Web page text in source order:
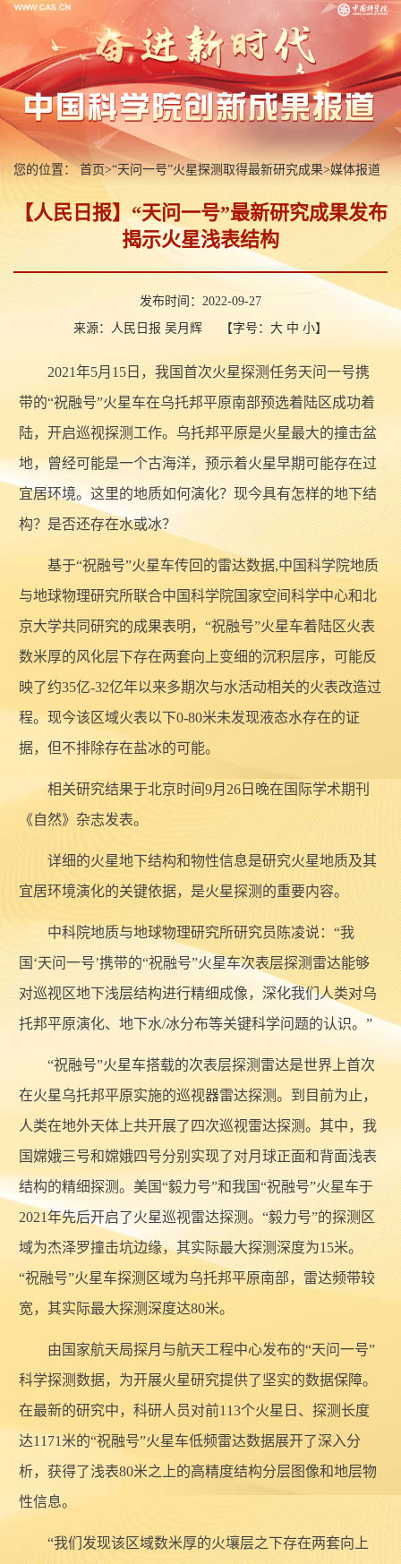
您的位置：首页>“天问一号”火星探测取得最新研究成果>媒体报道
【人民日报】“天问一号”最新研究成果发布
揭示火星浅表结构
发布时间：2022-09-27
来源：人民日报 吴月辉
【字号： 大 中 小】
2021年5月15日，我国首次火星探测任务天问一号携
带的“祝融号”火星车在乌托邦平原南部预选着陆区成功着
陆，开启巡视探测工作。乌托邦平原是火星最大的撞击盆
地，曾经可能是一个古海洋，预示着火星早期可能存在过
宜居环境。这里的地质如何演化？现今具有怎样的地下结
构？是否还存在水或冰？
基于“祝融号”火星车传回的雷达数据,中国科学院地质
与地球物理研究所联合中国科学院国家空间科学中心和北
京大学共同研究的成果表明，“祝融号”火星车着陆区火表
数米厚的风化层下存在两套向上变细的沉积层序，可能反
映了约35亿-32亿年以来多期次与水活动相关的火表改造过
程。现今该区域火表以下0-80米未发现液态水存在的证
据，但不排除存在盐冰的可能。
相关研究结果于北京时间9月26日晚在国际学术期刊
《自然》杂志发表。
详细的火星地下结构和物性信息是研究火星地质及其
宜居环境演化的关键依据，是火星探测的重要内容。
中科院地质与地球物理研究所研究员陈凌说：“我
国‘天问一号’携带的“祝融号”火星车次表层探测雷达能够
对巡视区地下浅层结构进行精细成像，深化我们人类对乌
托邦平原演化、地下水/冰分布等关键科学问题的认识。”
“祝融号”火星车搭载的次表层探测雷达是世界上首次
在火星乌托邦平原实施的巡视器雷达探测。到目前为止，
人类在地外天体上共开展了四次巡视雷达探测。其中，我
国嫦娥三号和嫦娥四号分别实现了对月球正面和背面浅表
结构的精细探测。美国“毅力号”和我国“祝融号”火星车于
2021年先后开启了火星巡视雷达探测。“毅力号”的探测区
域为杰泽罗撞击坑边缘，其实际最大探测深度为15米。
“祝融号”火星车探测区域为乌托邦平原南部，雷达频带较
宽，其实际最大探测深度达80米。
由国家航天局探月与航天工程中心发布的“天问一号”
科学探测数据，为开展火星研究提供了坚实的数据保障。
在最新的研究中，科研人员对前113个火星日、探测长度
达1171米的“祝融号”火星车低频雷达数据展开了深入分
析，获得了浅表80米之上的高精度结构分层图像和地层物
性信息。
“我们发现该区域数米厚的火壤层之下存在两套向上